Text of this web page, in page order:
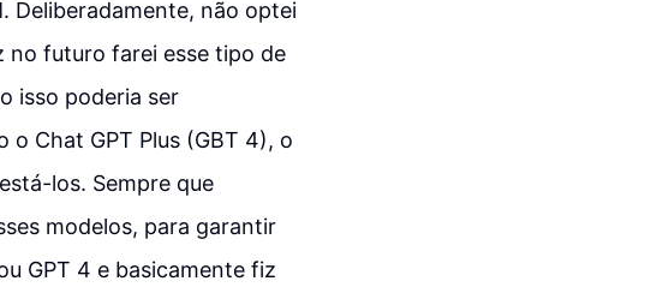
Deliberadamente, não optei
no futuro farei esse tipo de
isso poderia ser
o Chat GPT Plus (GBT 4), o
los. Sempre que
modelos, para garantir
GPT 4 e basicamente fiz